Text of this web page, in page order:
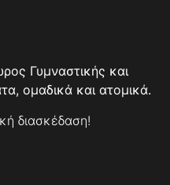
Γυμναστικής και
ομαδικά και ατομικά.
διασκέδαση!